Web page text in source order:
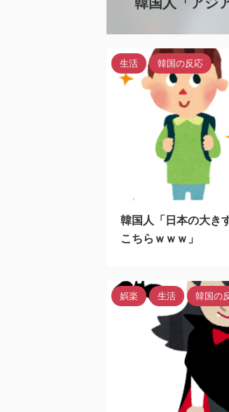
生活 韓国の反応
韓国人「日本の大き
こちらｗｗｗ」
娯楽 生活 韓国の